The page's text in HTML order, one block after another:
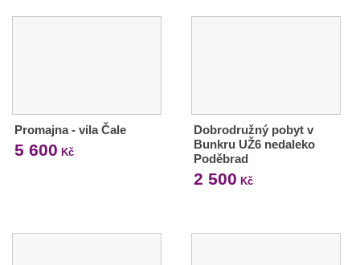
Promajna - vila Čale
5 600 Kč
Dobrodružný pobyt v
Bunkru UŽ6 nedaleko
Poděbrad
2 500 Kč